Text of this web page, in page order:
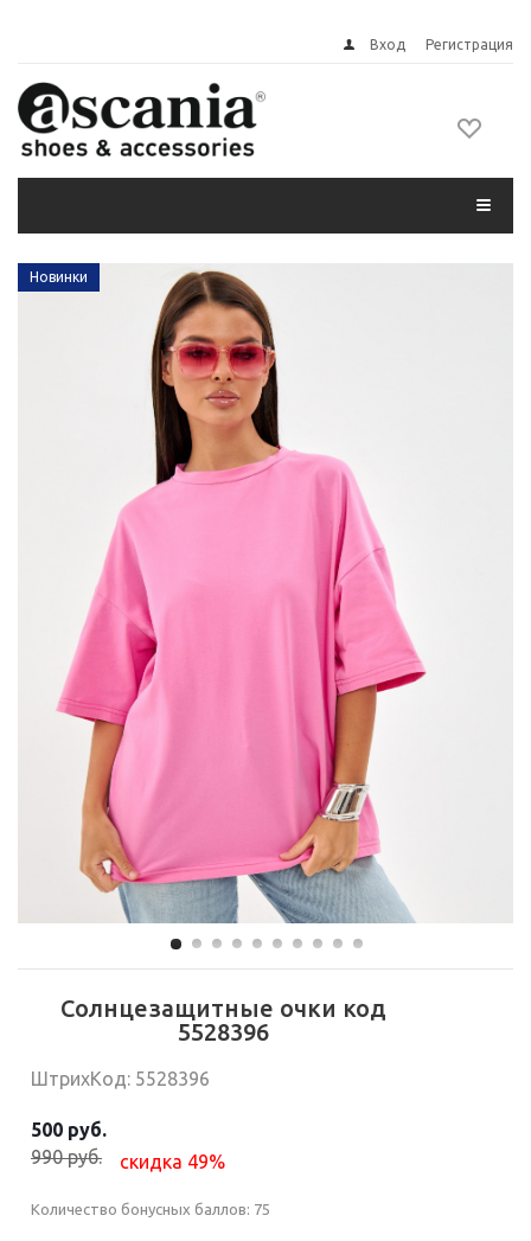
Вход Регистрация
Новинки
Солнцезащитные очки код
5528396
ШтрихКод: 5528396
500 руб.
990 руб.
скидка 49%
Количество бонусных баллов: 75